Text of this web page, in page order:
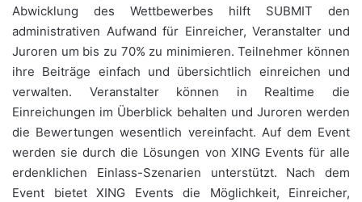
Abwicklung des Wettbewerbes hilft SUBMIT den
administrativen Aufwand für Einreicher, Veranstalter und
Juroren um bis zu 70% zu minimieren. Teilnehmer können
ihre Beiträge einfach und übersichtlich einreichen und
verwalten. Veranstalter können in Realtime die
Einreichungen im Überblick behalten und Juroren werden
die Bewertungen wesentlich vereinfacht. Auf dem Event
werden sie durch die Lösungen von XING Events für alle
erdenklichen Einlass-Szenarien unterstützt. Nach dem
Event bietet XING Events die Möglichkeit, Einreicher,